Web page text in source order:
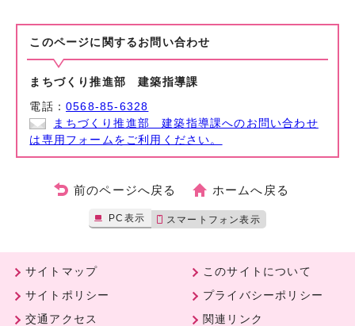
このページに関する お問い合わせ
まちづくり推進部 建築指導課
電話：0568-85-6328
まちづくり推進部 建築指導課へのお問い合わせ
は専用フォームをご利用ください。
前のページへ戻る ホームへ戻る
PC表示 スマートフォン表示
サイトマップ
このサイトについて
サイトポリシー
プライバシーポリシー
交通アクセス
関連リンク